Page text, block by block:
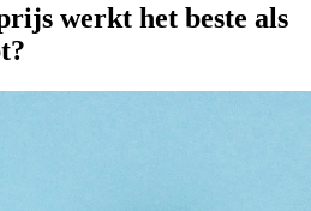
werkt het beste als